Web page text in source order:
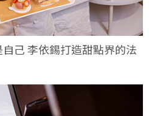
自己 李依錫打造甜點界的法